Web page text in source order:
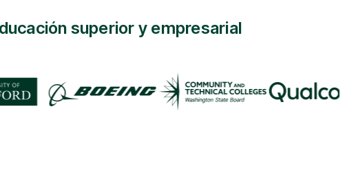
superior y empresarial